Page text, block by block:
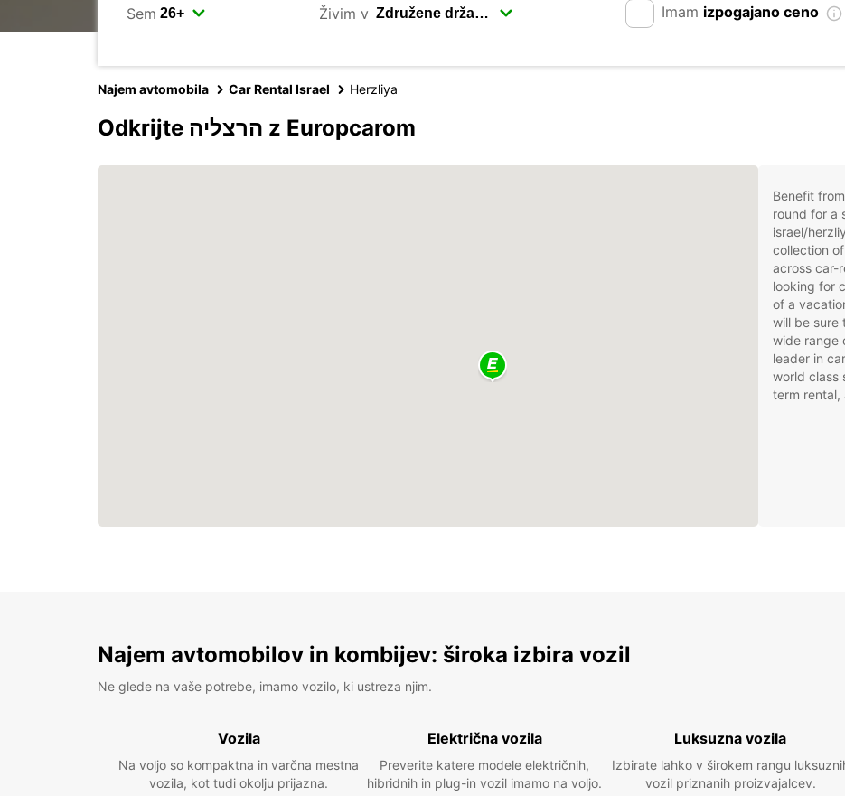
Sem Živim v Imam izpogajano ceno
Najem avtomobila Car Rental Israel Herzliya
Odkrijte הרצליה z Europcarom
Benefit
round for a
israel/
collection
across car-
looking for
of a
will be sure
wide range
leader in
world class
term rental,
Najem avtomobilov in kombijev: široka izbira vozil
Ne glede na vaše potrebe, imamo vozilo, ki ustreza njim.
Vozila
Na voljo so kompaktna in varčna mestna
vozila, kot tudi okolju prijazna.
Električna vozila
Preverite katere modele električnih,
hibridnih in plug-in vozil imamo na voljo.
Luksuzna vozila
Izbirate lahko v širokem rangu
vozil priznanih proizvajalcev.